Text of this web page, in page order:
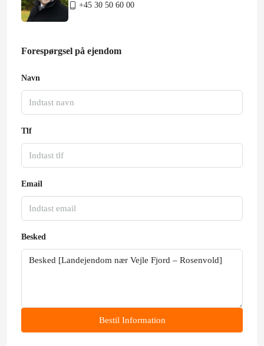
+45 30 50 60 00
Forespørgsel på ejendom
Navn
Tlf
Email
Besked
Bestil Information